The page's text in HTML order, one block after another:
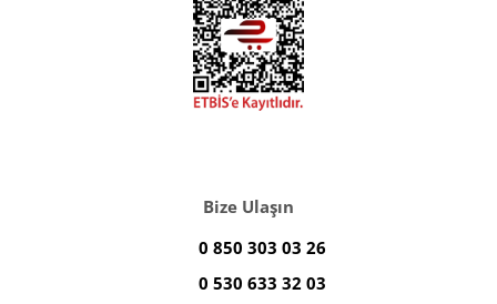
Bize Ulaşın
0 850 303 03 26
0 530 633 32 03